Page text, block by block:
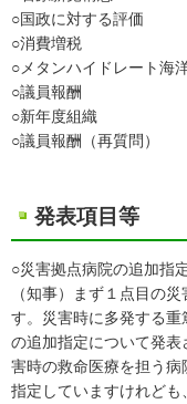
○国政に対する評価
○消費増税
○メタンハイドレート海
○議員報酬
○新年度組織
○議員報酬（再質問）
発表項目等
○災害拠点病院の追加指
（知事）まず１点目の
す。災害時に多発する
の追加指定について発
害時の救命医療を担う
指定していますけれど